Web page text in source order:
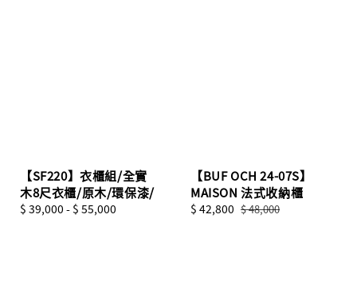
【SF220】衣櫃組/全實
木8尺衣櫃/原木/環保漆/
Regular
$ 39,000 - $ 55,000
【BUF OCH 24-07S】
MAISON 法式收納櫃
Sale
$ 42,800 Regular
$ 48,000